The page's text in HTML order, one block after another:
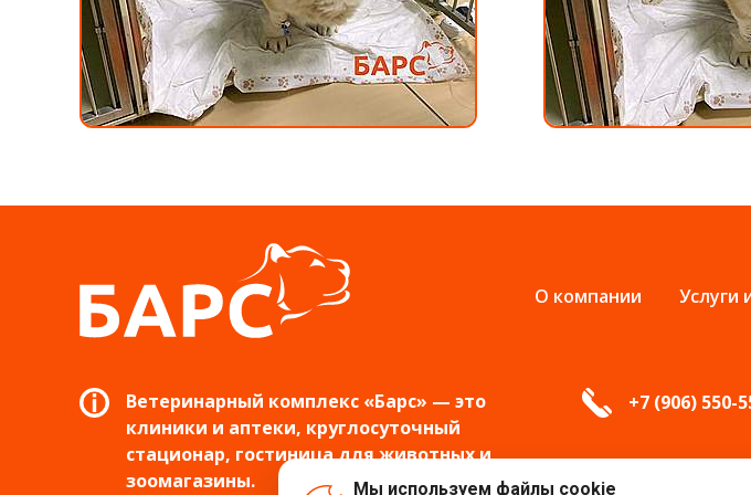
О компании Услуги
Ветеринарный комплекс «Барс» — это
клиники и аптеки, круглосуточный
стационар, гостиница для животных и
зоомагазины.
+7 (906) 550-
Мы используем файлы cookie